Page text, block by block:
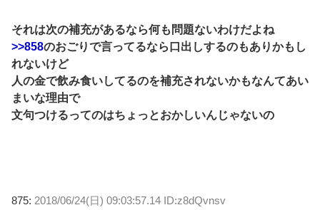
それは次の補充があるなら何も問題ないわけだよね
>>858のおごりで言ってるなら口出しするのもありかもし
れないけど
人の金で飲み食いしてるのを補充されないかもなんてあい
まいな理由で
文句つけるってのはちょっとおかしいんじゃないの
875: 2018/06/24(日) 09:03:57.14 ID:z8dQvnsv